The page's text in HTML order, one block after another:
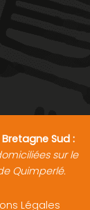
Bretagne Sud :
sur le
Quimperlé.
Légales